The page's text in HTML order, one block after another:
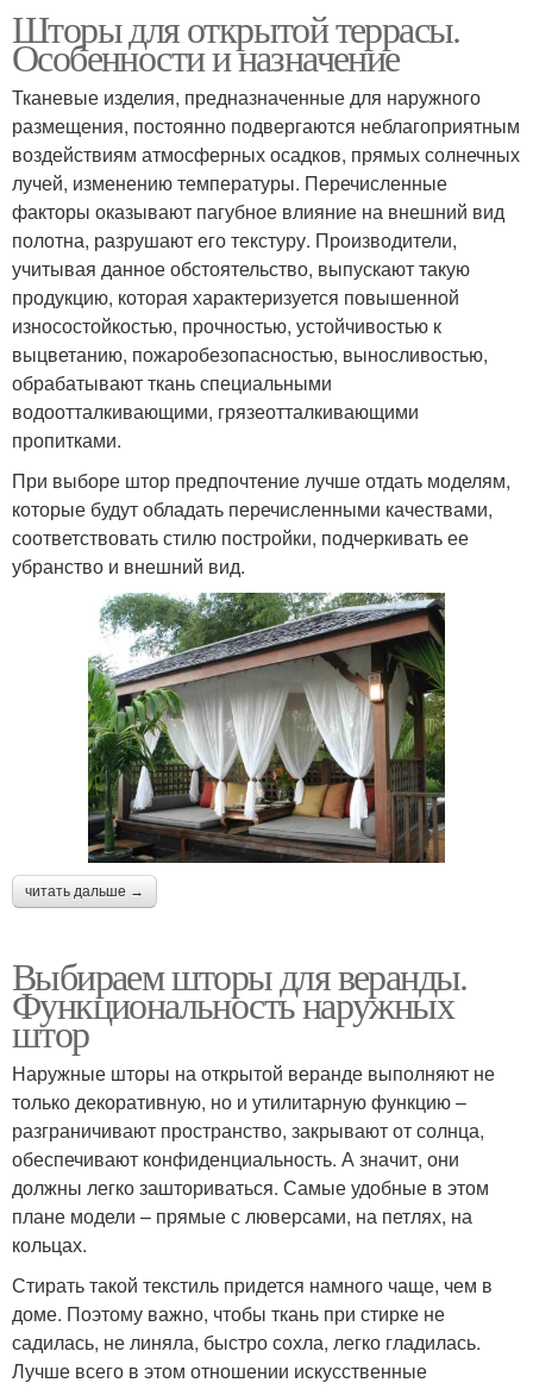
Шторы для открытой террасы.
Особенности и назначение
Тканевые изделия, предназначенные для наружного
размещения, постоянно подвергаются неблагоприятным
воздействиям атмосферных осадков, прямых солнечных
лучей, изменению температуры. Перечисленные
факторы оказывают пагубное влияние на внешний вид
полотна, разрушают его текстуру. Производители,
учитывая данное обстоятельство, выпускают такую
продукцию, которая характеризуется повышенной
износостойкостью, прочностью, устойчивостью к
выцветанию, пожаробезопасностью, выносливостью,
обрабатывают ткань специальными
водоотталкивающими, грязеотталкивающими
пропитками.
При выборе штор предпочтение лучше отдать моделям,
которые будут обладать перечисленными качествами,
соответствовать стилю постройки, подчеркивать ее
убранство и внешний вид.
читать дальше →
Выбираем шторы для веранды.
Функциональность наружных
штор
Наружные шторы на открытой веранде выполняют не
только декоративную, но и утилитарную функцию –
разграничивают пространство, закрывают от солнца,
обеспечивают конфиденциальность. А значит, они
должны легко зашториваться. Самые удобные в этом
плане модели – прямые с люверсами, на петлях, на
кольцах.
Стирать такой текстиль придется намного чаще, чем в
доме. Поэтому важно, чтобы ткань при стирке не
садилась, не линяла, быстро сохла, легко гладилась.
Лучше всего в этом отношении искусственные